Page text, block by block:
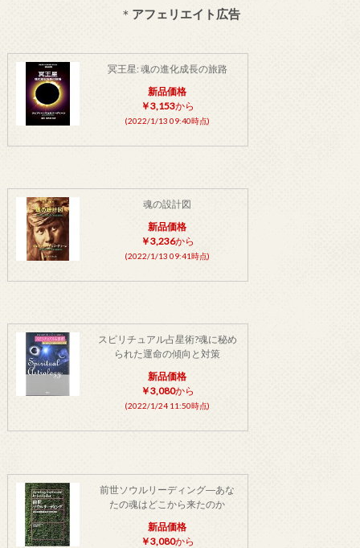
＊ アフェリエイト広告
冥王星: 魂の進化成長の旅路
新品価格
￥3,153から
(2022/1/13 09:40時点)
魂の設計図
新品価格
￥3,236から
(2022/1/13 09:41時点)
スピリチュアル占星術?魂に秘め
られた運命の傾向と対策
新品価格
￥3,080から
(2022/1/24 11:50時点)
前世ソウルリーディング―あな
たの魂はどこから来たのか
新品価格
￥3,080から